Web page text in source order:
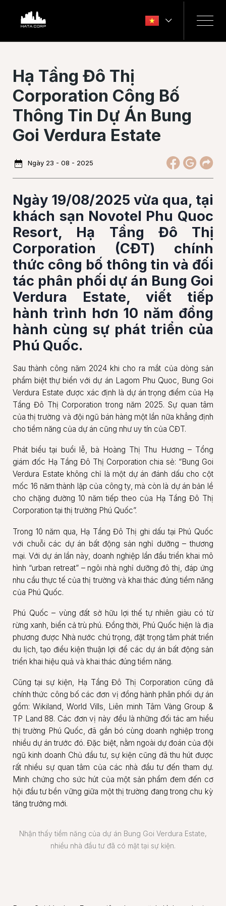
content
Hạ Tầng Đô Thị
Corporation Công Bố
Thông Tin Dự Án Bung
Goi Verdura Estate
Ngày 23 - 08 - 2025
Ngày 19/08/2025 vừa qua, tại
khách sạn Novotel Phu Quoc
Resort, Hạ Tầng Đô Thị
Corporation (CĐT) chính
thức công bố thông tin và đối
tác phân phối dự án Bung Goi
Verdura Estate, viết tiếp
hành trình hơn 10 năm đồng
hành cùng sự phát triển của
Phú Quốc.
Sau thành công năm 2024 khi cho ra mắt của dòng sản
phẩm biệt thự biển với dự án Lagom Phu Quoc, Bung Goi
Verdura Estate được xác định là dự án trọng điểm của Hạ
Tầng Đô Thị Corporation trong năm 2025. Sự quan tâm
của thị trường và đội ngũ bán hàng một lần nữa khẳng định
cho tiềm năng của dự án cũng như uy tín của CĐT.
Phát biểu tại buổi lễ, bà Hoàng Thị Thu Hương – Tổng
giám đốc Hạ Tầng Đô Thị Corporation chia sẻ: “Bung Goi
Verdura Estate không chỉ là một dự án đánh dấu cho cột
mốc 16 năm thành lập của công ty, mà còn là dự án bản lề
cho chặng đường 10 năm tiếp theo của Hạ Tầng Đô Thị
Corporation tại thị trường Phú Quốc”.
Trong 10 năm qua, Hạ Tầng Đô Thị ghi dấu tại Phú Quốc
với chuỗi các dự án bất động sản nghỉ dưỡng – thương
mại. Với dự án lần này, doanh nghiệp lần đầu triển khai mô
hình “urban retreat” – ngôi nhà nghỉ dưỡng đô thị, đáp ứng
nhu cầu thực tế của thị trường và khai thác đúng tiềm năng
của Phú Quốc.
Phú Quốc – vùng đất sở hữu lợi thế tự nhiên giàu có từ
rừng xanh, biển cả trù phú. Đồng thời, Phú Quốc hiện là địa
phương được Nhà nước chú trọng, đặt trọng tâm phát triển
du lịch, tạo điều kiện thuận lợi để các dự án bất động sản
triển khai hiệu quả và khai thác đúng tiềm năng.
Cũng tại sự kiện, Hạ Tầng Đô Thị Corporation cũng đã
chính thức công bố các đơn vị đồng hành phân phối dự án
gồm: Wikiland, World Vills, Liên minh Tâm Vàng Group &
TP Land 88. Các đơn vị này đều là những đối tác am hiểu
thị trường Phú Quốc, đã gắn bó cùng doanh nghiệp trong
nhiều dự án trước đó. Đặc biệt, nằm ngoài dự đoán của đội
ngũ kinh doanh Chủ đầu tư, sự kiện cũng đã thu hút được
rất nhiều sự quan tâm của các nhà đầu tư đến tham dự.
Minh chứng cho sức hút của một sản phẩm đem đến cơ
hội đầu tư bền vững giữa một thị trường đang trong chu kỳ
tăng trưởng mới.
Nhận thấy tiềm năng của dự án Bung Goi Verdura Estate,
nhiều nhà đầu tư đã có mặt tại sự kiện.